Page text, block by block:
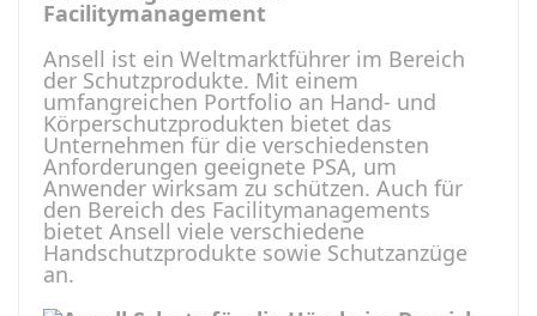
Facilitymanagement
Ansell ist ein Weltmarktführer im Bereich
der Schutzprodukte. Mit einem
umfangreichen Portfolio an Hand- und
Körperschutzprodukten bietet das
Unternehmen für die verschiedensten
Anforderungen geeignete PSA, um
Anwender wirksam zu schützen. Auch für
den Bereich des Facilitymanagements
bietet Ansell viele verschiedene
Handschutzprodukte sowie Schutzanzüge
an.